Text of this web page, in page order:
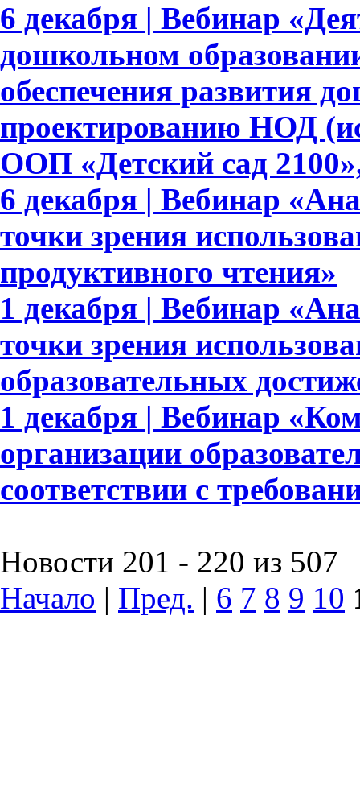
6 декабря | Вебинар
дошкольном
обеспечения развития
проектированию НОД
ООП «Детский сад
6 декабря | Вебинар
точки зрения
продуктивного чтения»
1 декабря | Вебинар
точки зрения
образовательных
1 декабря | Вебинар
организации
соответствии с
Новости 201 - 220 из 507
Начало | Пред. | 6 7 8 9 10